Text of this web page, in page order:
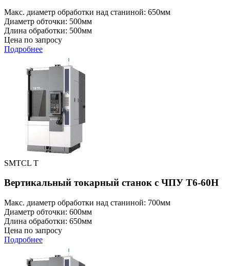
Макс. диаметр обработки над станиной: 650мм
Диаметр обточки: 500мм
Длина обработки: 500мм
Цена по запросу
Подробнее
SMTCL T
Вертикальный токарный станок с ЧПУ T6-60H
Макс. диаметр обработки над станиной: 700мм
Диаметр обточки: 600мм
Длина обработки: 650мм
Цена по запросу
Подробнее